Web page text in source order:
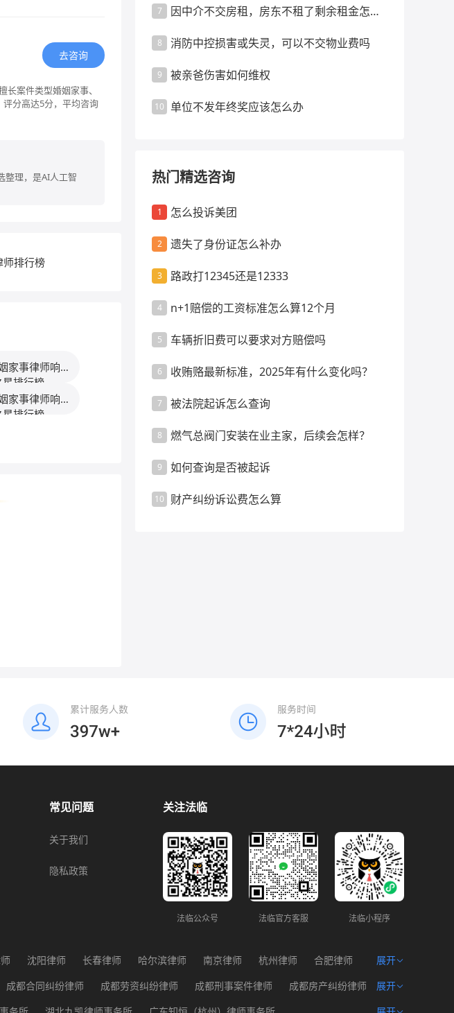
去咨询
案件类型婚姻家事、
分高达5分，平均咨询
整理，是AI人工智
师排行榜
家事律师响应
星排行榜
家事律师响应
星排行榜
7
因中介不交房租，房东不租了剩余租金怎么
8 消防中控损害或失灵，可以不交物业费吗
9 被亲爸伤害如何维权
10 单位不发年终奖应该怎么办
热门精选咨询
1 怎么投诉美团
2 遗失了身份证怎么补办
3 路政打12345还是12333
4 n+1赔偿的工资标准怎么算12个月
5 车辆折旧费可以要求对方赔偿吗
6 收贿赂最新标准，2025年有什么变化吗？
7 被法院起诉怎么查询
8 燃气总阀门安装在业主家，后续会怎样？
9 如何查询是否被起诉
10 财产纠纷诉讼费怎么算
常见问题
关于我们
隐私政策
关注法临
法临公众号 法临官方客服 法临小程序
沈阳律师 长春律师 哈尔滨律师 南京律师 杭州律师
合肥律师
贵阳律师 西安律师 兰州律师 西宁律师 海口律师
展开
成都合同纠纷律师 成都劳资纠纷律师 成都刑事案件律师
成都房产纠纷律师
成都行政纠纷律师 成都知识产权律师 成都遗产问题律师
展开